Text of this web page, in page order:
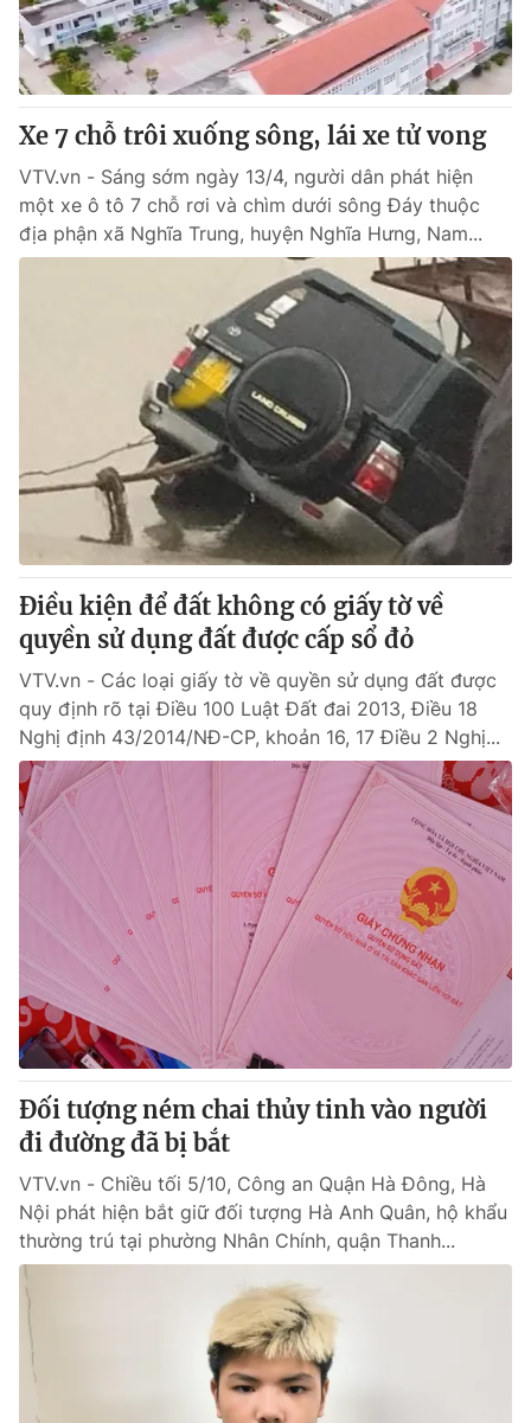
Thị trường 24h Tấm lòng Việt
VTV4 Vươn mình bằng AI
VTV9 VTV8
Liên hệ tòa soạn English
Theo dõi báo trên
Cơ quan chủ quản:Đài Truyền hình Việt Nam
Cơ quan báo chí:Thời báo VTV
Giấy phép hoạt động báo in và báo điện tử số 483/GP-BTTTT
cấp ngày 29/12/2023
Tổng Biên tập:Vũ Thanh Thủy
Phó Tổng Biên tập:Nguyễn Thị Mỹ Hạnh, Phạm Quốc Thắng,
Nguyễn Trọng Ninh
Tổng đài VTV:024.38 355 931 - 024.38 355 932
Ðiện thoại Thời báo VTV:024.66 897 897
Email:toasoan@vtv.vn
Liên hệ quảng cáo:
024-7300.7108
® Cấm sao chép dưới mọi hình thức nếu không có sự chấp
thuận bằng văn bản. Ghi rõ nguồn VTV.vn khi phát hành lại
thông tin từ website này.
Xe 7 chỗ trôi xuống sông, lái xe tử vong
VTV.vn - Sáng sớm ngày 13/4, người dân phát hiện
một xe ô tô 7 chỗ rơi và chìm dưới sông Đáy thuộc
địa phận xã Nghĩa Trung, huyện Nghĩa Hưng, Nam...
Điều kiện để đất không có giấy tờ về
quyền sử dụng đất được cấp sổ đỏ
VTV.vn - Các loại giấy tờ về quyền sử dụng đất được
quy định rõ tại Điều 100 Luật Đất đai 2013, Điều 18
Nghị định 43/2014/NĐ-CP, khoản 16, 17 Điều 2 Nghị...
Đối tượng ném chai thủy tinh vào người
đi đường đã bị bắt
VTV.vn - Chiều tối 5/10, Công an Quận Hà Đông, Hà
Nội phát hiện bắt giữ đối tượng Hà Anh Quân, hộ khẩu
thường trú tại phường Nhân Chính, quận Thanh...